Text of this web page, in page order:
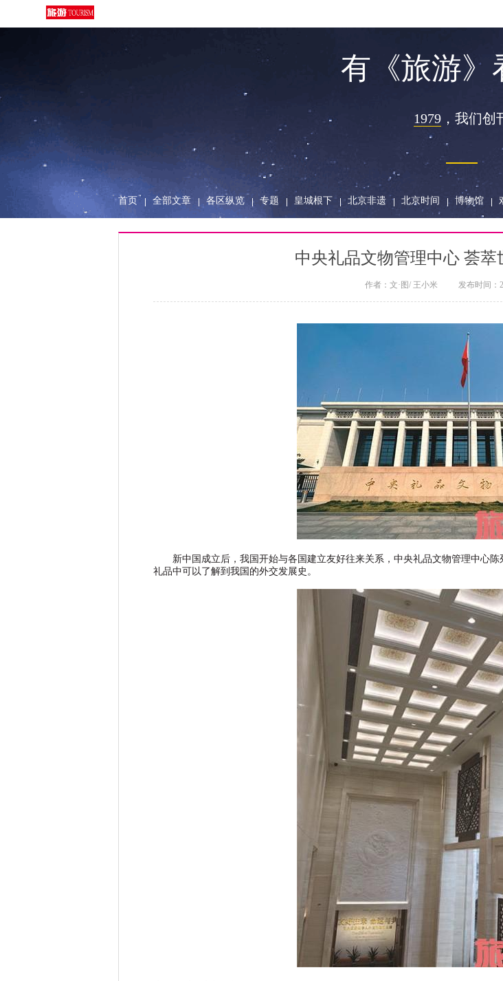
有《旅游》
1979 ， 我们创
首页 全部文章 各区纵览 专题 皇城根下 北京非遗 北京时间 博物馆
中央礼品文物管理中心 荟
作者： 文·图/ 王小米 发布时间：
新中国成立后，我国开始与各国建立友好往来关系，中央礼品文物管理中心
礼品中可以了解到我国的外交发展史。